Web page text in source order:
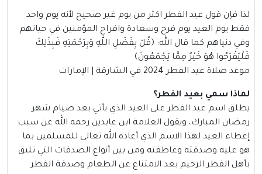
لذا فإن قول عيد الفطر اكثر من يوم غير صحيح لأنه يوم واحد
فقط يوم العيد يوم فرح وسعادة وافراح المؤمنين في حياتهم
وفي دنياهم كما قال الله: ﴿قُلْ بِفَضْلِ اللَّهِ وَبِرَحْمَتِهِ فَبِذَلِكَ
فَلْيَفْرَحُوا هُوَ خَيْرٌ مِمَّا يَجْمَعُونَ﴾
موعد صلاة عيد الفطر 2024 في الشارقة | الإمارات
لماذا سمي بعيد الفطر؟
يطلق اسم عيد الفطر على العيد الذي يأتي بعد صيام شهر
رمضان المبارك، ويقول العلامة ابن عابدين رحمه الله عن سبب
إعطاء العيد لهذا الاسم الذي أعاده الله تعالى للمسلمين بما
هو عليه وصدقته وعاطفته ومن بين أنواع الصدقات التي تليق
بأهل الفطر الرحيم بعد الامتناع عن الطعام وصدقة الفطر